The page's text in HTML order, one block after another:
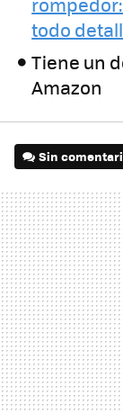
todo
Tiene un
Amazon
Sin